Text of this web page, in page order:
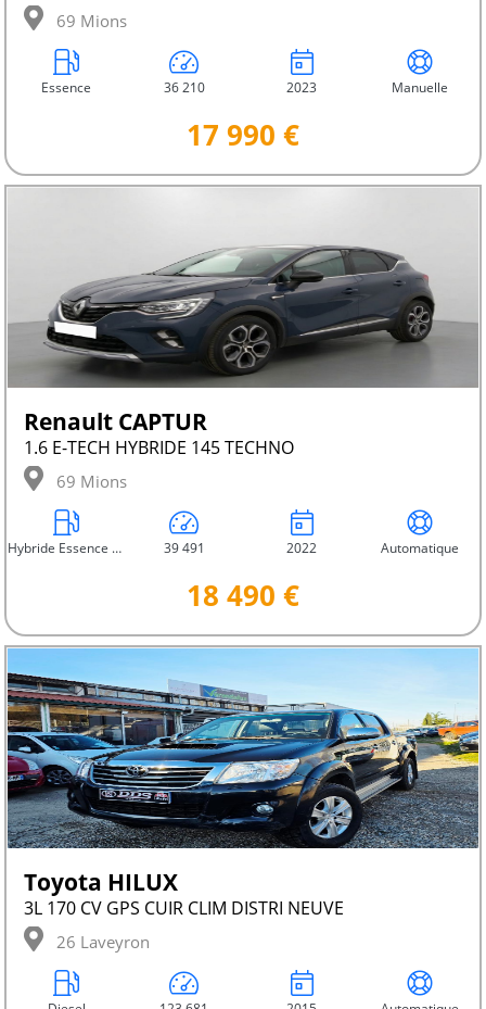
69 Mions
Essence 36 210 2023 Manuelle
17 990 €
Renault CAPTUR
1.6 E-TECH HYBRIDE 145 TECHNO
69 Mions
Hybride Essence Rechargeable 39 491 2022 Automatique
18 490 €
Toyota HILUX
3L 170 CV GPS CUIR CLIM DISTRI NEUVE
26 Laveyron